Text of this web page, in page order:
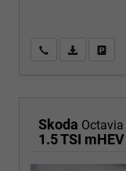
Wir rufen Sie an
PDF-
Skoda